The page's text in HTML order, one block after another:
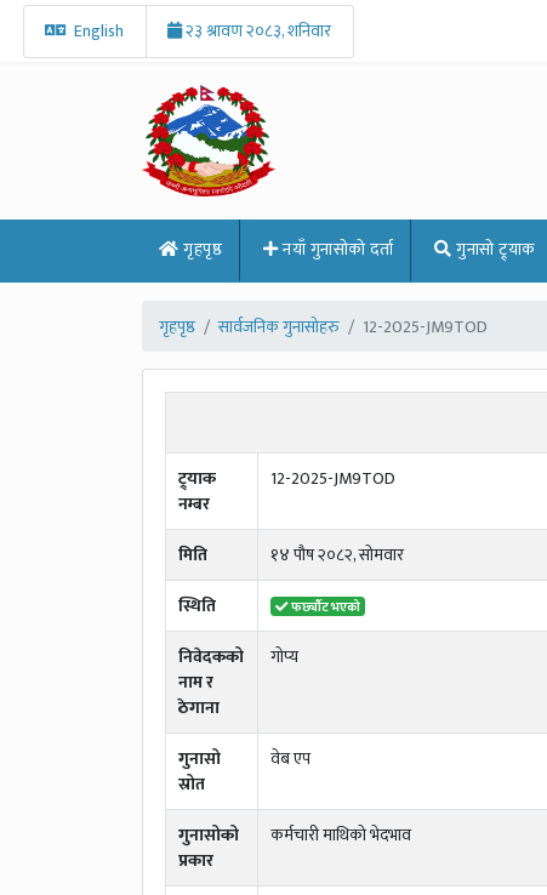
English २३ श्रावण २०८३, शनिवार
गृहपृष्ठ नयाँ गुनासोको दर्ता गुनासो ट्र्याक
गृहपृष्ठ सार्वजनिक गुनासोहरु 12-2025-JM9TOD
ट्र्याक
नम्बर
12-2025-JM9TOD
मिति
१४ पौष २०८२, सोमवार
स्थिति
फर्छ्यौट भएको
निवेदकको
नाम र
ठेगाना
गाेप्य
गुनासो
स्रोत
वेब एप
गुनासोको
प्रकार
कर्मचारी माथिको भेदभाव